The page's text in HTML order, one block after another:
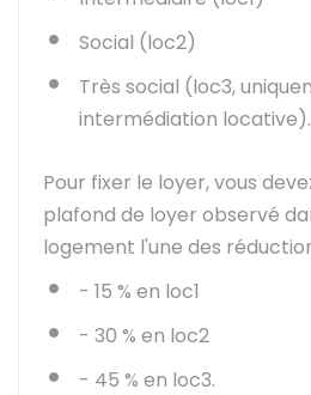
Social (loc2)
Très social (loc3,
intermédiation locative).
Pour fixer le loyer, vous
plafond de loyer observé
logement l'une des
- 15 % en loc1
- 30 % en loc2
- 45 % en loc3.